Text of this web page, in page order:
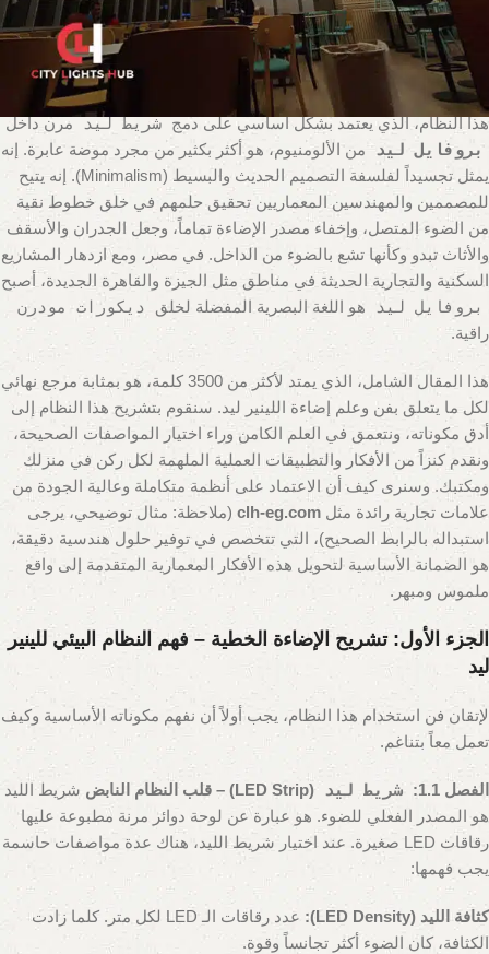
عصر أصبح فيه الضوء نفسه “مادة” معمارية، عنصراً سائلاً يمكن دمجه
وتشكيله ورسمه داخل نسيج المبنى. والبطل الرئيسي في هذه الثورة هو
بلا شك نظام
إضاءة لينير ليد
هذا النظام، الذي يعتمد بشكل أساسي على دمج شريط ليد مرن داخل
بروفايل ليد
من الألومنيوم، هو أكثر بكثير من مجرد موضة عابرة. إنه
يمثل تجسيداً لفلسفة التصميم الحديث والبسيط (Minimalism). إنه يتيح
للمصممين والمهندسين المعماريين تحقيق حلمهم في خلق خطوط نقية
من الضوء المتصل، وإخفاء مصدر الإضاءة تماماً، وجعل الجدران والأسقف
والأثاث تبدو وكأنها تشع بالضوء من الداخل. في مصر، ومع ازدهار المشاريع
السكنية والتجارية الحديثة في مناطق مثل الجيزة والقاهرة الجديدة، أصبح
بروفايل ليد هو اللغة البصرية المفضلة لخلق ديكورات مودرن
راقية.
هذا المقال الشامل، الذي يمتد لأكثر من 3500 كلمة، هو بمثابة مرجع نهائي
لكل ما يتعلق بفن وعلم إضاءة اللينير ليد. سنقوم بتشريح هذا النظام إلى
أدق مكوناته، ونتعمق في العلم الكامن وراء اختيار المواصفات الصحيحة،
ونقدم كنزاً من الأفكار والتطبيقات العملية الملهمة لكل ركن في منزلك
ومكتبك. وسنرى كيف أن الاعتماد على أنظمة متكاملة وعالية الجودة من
علامات تجارية رائدة مثل clh-eg.com (ملاحظة: مثال توضيحي، يرجى
استبداله بالرابط الصحيح)، التي تتخصص في توفير حلول هندسية دقيقة،
هو الضمانة الأساسية لتحويل هذه الأفكار المعمارية المتقدمة إلى واقع
ملموس ومبهر.
الجزء الأول: تشريح الإضاءة الخطية – فهم النظام البيئي للينير
ليد
لإتقان فن استخدام هذا النظام، يجب أولاً أن نفهم مكوناته الأساسية وكيف
تعمل معاً بتناغم.
الفصل 1.1: شريط ليد (LED Strip) – قلب النظام النابض
شريط الليد
هو المصدر الفعلي للضوء. هو عبارة عن لوحة دوائر مرنة مطبوعة عليها
رقاقات LED صغيرة. عند اختيار شريط الليد، هناك عدة مواصفات حاسمة
يجب فهمها:
كثافة الليد (LED Density):
عدد رقاقات الـ LED لكل متر. كلما زادت
الكثافة، كان الضوء أكثر تجانساً وقوة.